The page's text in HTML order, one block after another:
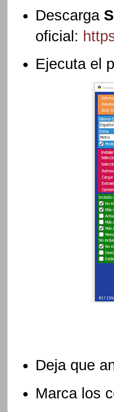
Descarga
oficial:
Ejecuta el
Deja que
Marca los